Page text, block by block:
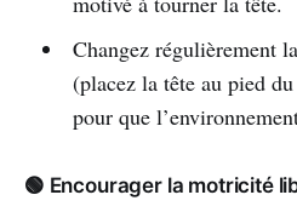
Changez régulièrement
(placez la tête au pied
pour que
🟢 Encourager la motricité